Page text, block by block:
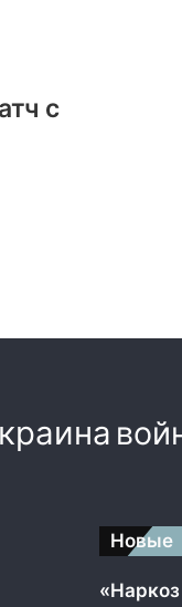
с
Новые